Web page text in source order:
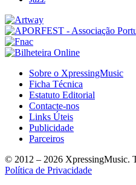
Sobre o XpressingMusic
Ficha Técnica
Estatuto Editorial
Contacte-nos
Links Úteis
Publicidade
Parceiros
© 2012 – 2026 XpressingMusic.
Política de Privacidade